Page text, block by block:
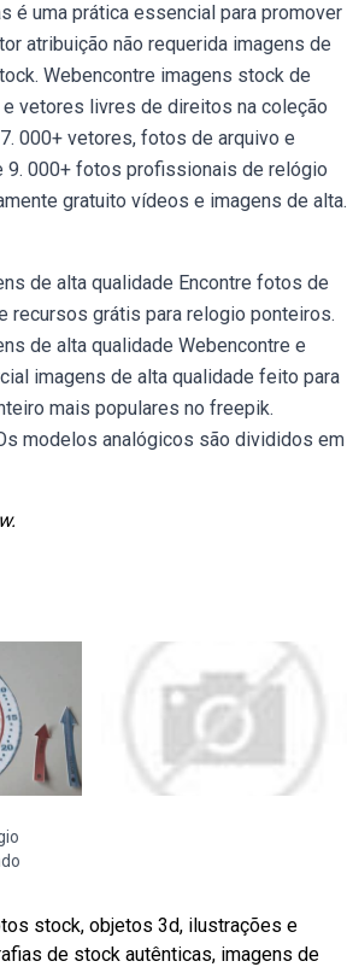
é uma prática essencial para promover
atribuição não requerida imagens de
Webencontre imagens stock de
vetores livres de direitos na coleção
000+ vetores, fotos de arquivo e
9. 000+ fotos profissionais de relógio
gratuito vídeos e imagens de alta.
de alta qualidade Encontre fotos de
recursos grátis para relogio ponteiros.
de alta qualidade Webencontre e
imagens de alta qualidade feito para
mais populares no freepik.
modelos analógicos são divididos em
stock, objetos 3d, ilustrações e
de stock autênticas, imagens de